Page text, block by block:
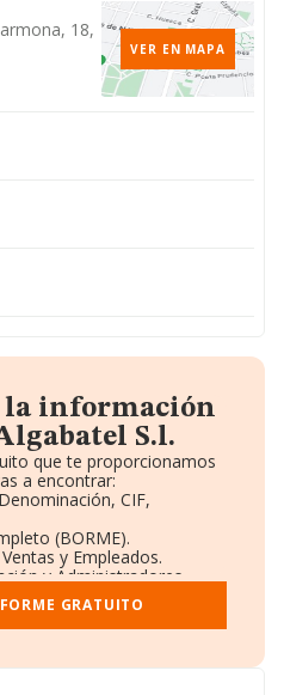
18,
VER EN MAPA
la información
S.l.
que te proporcionamos
a encontrar:
CIF,
(BORME).
y Empleados.
y Administradores.
en otras empresas.
complementaria.
GRATUITO